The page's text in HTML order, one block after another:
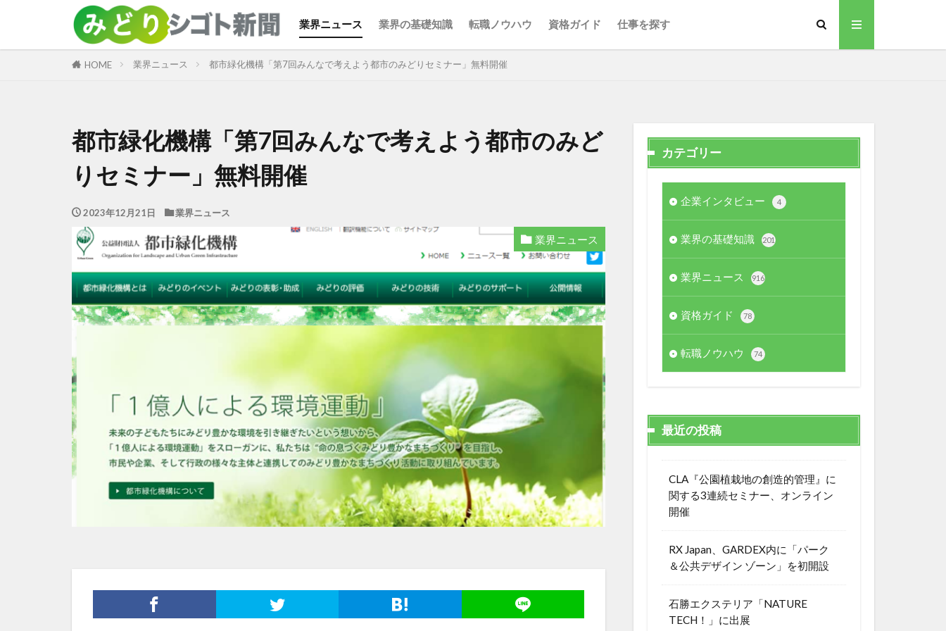
業界ニュース 業界の基礎知識 転職ノウハウ 資格ガイド 仕事を探す
HOME 業界ニュース 都市緑化機構「第7回みんなで考えよう都市のみどりセミナー」無料開催
都市緑化機構「第7回みんなで考えよう都市のみど
りセミナー」無料開催
2023年12月21日 業界ニュース
業界ニュース
カテゴリー
企業インタビュー 4
業界の基礎知識 201
業界ニュース 916
資格ガイド 78
転職ノウハウ 74
最近の投稿
CLA『公園植栽地の創造的管理』に
関する3連続セミナー、オンライン
開催
RX Japan、GARDEX内に「パーク
＆公共デザイン ゾーン」を初開設
石勝エクステリア「NATURE
TECH！」に出展
検索